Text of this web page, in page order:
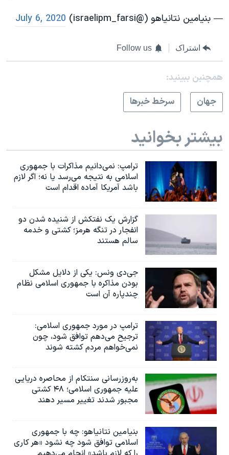
— بنيامين نتانياهو (@israelipm_farsi)
July 6, 2020
اشتراک Follow us
همچنبن ببینید:
جهان
سرخط خبرها
بیشتر بخوانید
ترامپ: نمی‌دانیم مذاکرات با جمهوری
اسلامی به نتیجه می‌رسد یا نه؛ اگر لازم
باشد آمریکا آماده اقدام است
گزارش یک نفتکش از شنیده شدن دو
انفجار در تنگه هرمز؛ کشتی و خدمه
سالم هستند
جی‌دی ونس: یکی از دلایل مشکل
بودن مذاکره با جمهوری اسلامی نظام
چندپاره آن است
ترامپ در مورد جمهوری اسلامی:
ترجیح می‌دهم توافق شود، چون
نمی‌خواهم مردم کشته شوند
به‌روزرسانی سنتکام از محاصره دریایی
علیه جمهوری اسلامی؛ ۴۸ کشتی
مجبور شدند تغییر مسیر دهند
بنیامین نتانیاهو: چه با جمهوری
اسلامی توافق شود چه نشود «هر کاری